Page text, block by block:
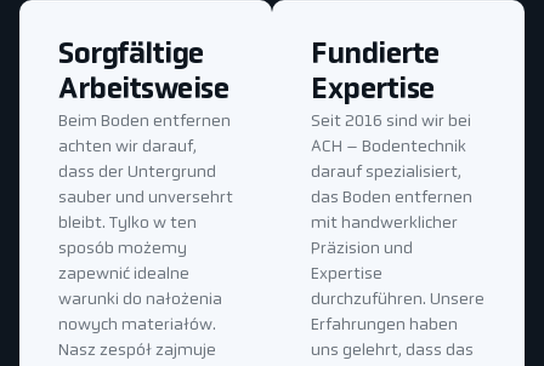
Fundierte
Expertise
Seit 2016 sind wir bei
ACH – Bodentechnik
darauf spezialisiert,
das Boden entfernen
mit handwerklicher
Präzision und
Expertise
durchzuführen. Unsere
Erfahrungen haben
uns gelehrt, dass das
Sorgfältige
Arbeitsweise
Beim Boden entfernen
achten wir darauf,
dass der Untergrund
sauber und unversehrt
bleibt. Tylko w ten
sposób możemy
zapewnić idealne
warunki do nałożenia
nowych materiałów.
Nasz zespół zajmuje